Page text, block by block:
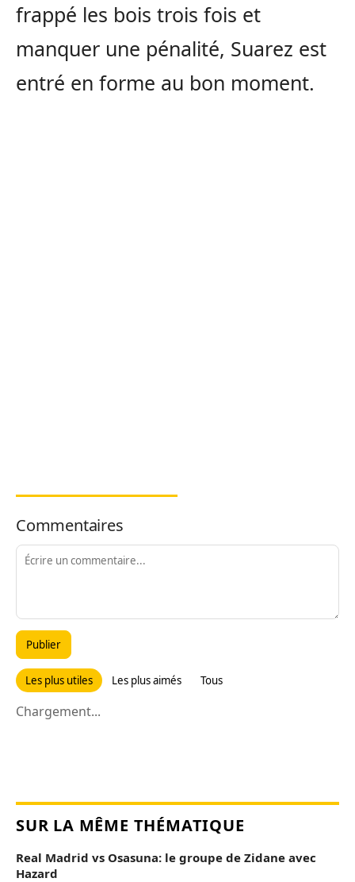
frappé les bois trois fois et
manquer une pénalité, Suarez est
entré en forme au bon moment.
Commentaires
Publier
Les plus utiles Les plus aimés Tous
Chargement...
SUR LA MÊME THÉMATIQUE
Real Madrid vs Osasuna: le groupe de Zidane avec
Hazard